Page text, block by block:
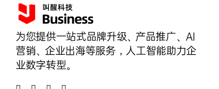
为您提供一站式品牌升级、产品推广、AI
营销、企业出海等服务，人工智能助力企
业数字转型。